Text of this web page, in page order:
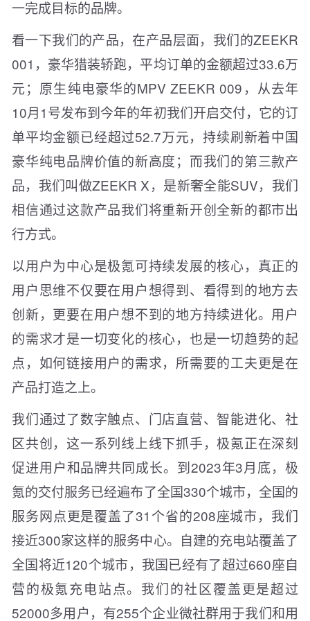
一完成目标的品牌。
看一下我们的产品，在产品层面，我们的ZEEKR
001，豪华猎装轿跑，平均订单的金额超过33.6万
元；原生纯电豪华的MPV ZEEKR 009，从去年
10月1号发布到今年的年初我们开启交付，它的订
单平均金额已经超过52.7万元，持续刷新着中国
豪华纯电品牌价值的新高度；而我们的第三款产
品，我们叫做ZEEKR X，是新奢全能SUV，我们
相信通过这款产品我们将重新开创全新的都市出
行方式。
以用户为中心是极氪可持续发展的核心，真正的
用户思维不仅要在用户想得到、看得到的地方去
创新，更要在用户想不到的地方持续进化。用户
的需求才是一切变化的核心，也是一切趋势的起
点，如何链接用户的需求，所需要的工夫更是在
产品打造之上。
我们通过了数字触点、门店直营、智能进化、社
区共创，这一系列线上线下抓手，极氪正在深刻
促进用户和品牌共同成长。到2023年3月底，极
氪的交付服务已经遍布了全国330个城市，全国的
服务网点更是覆盖了31个省的208座城市，我们
接近300家这样的服务中心。自建的充电站覆盖了
全国将近120个城市，我国已经有了超过660座自
营的极氪充电站点。我们的社区覆盖更是超过
52000多用户，有255个企业微社群用于我们和用